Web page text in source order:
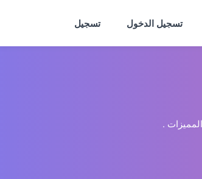
تسجيل الدخول تسجيل
.